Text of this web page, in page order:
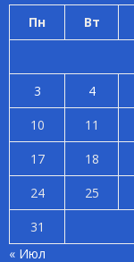
Пн Вт
3
4
10
11
17
18
24
25
31
« Июл